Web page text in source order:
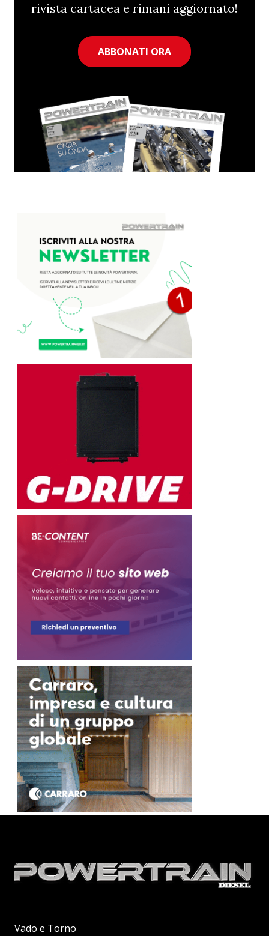
rivista cartacea e rimani aggiornato!
ABBONATI ORA
Vado e Torno